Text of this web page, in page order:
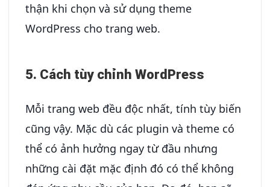
thận khi chọn và sử dụng theme
WordPress cho trang web.
5. Cách tùy chỉnh WordPress
Mỗi trang web đều độc nhất, tính tùy biến
cũng vậy. Mặc dù các plugin và theme có
thể có ảnh hưởng ngay từ đầu nhưng
những cài đặt mặc định đó có thể không